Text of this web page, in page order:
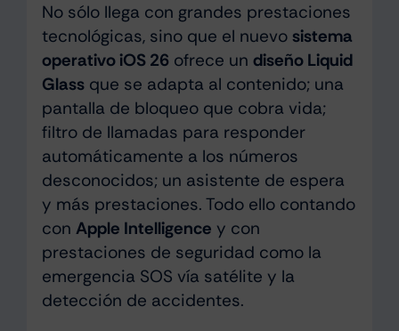
No sólo llega con grandes prestaciones
tecnológicas, sino que el nuevo sistema
operativo iOS 26 ofrece un diseño Liquid
Glass que se adapta al contenido; una
pantalla de bloqueo que cobra vida;
filtro de llamadas para responder
automáticamente a los números
desconocidos; un asistente de espera
y más prestaciones. Todo ello contando
con Apple Intelligence y con
prestaciones de seguridad como la
emergencia SOS vía satélite y la
detección de accidentes.